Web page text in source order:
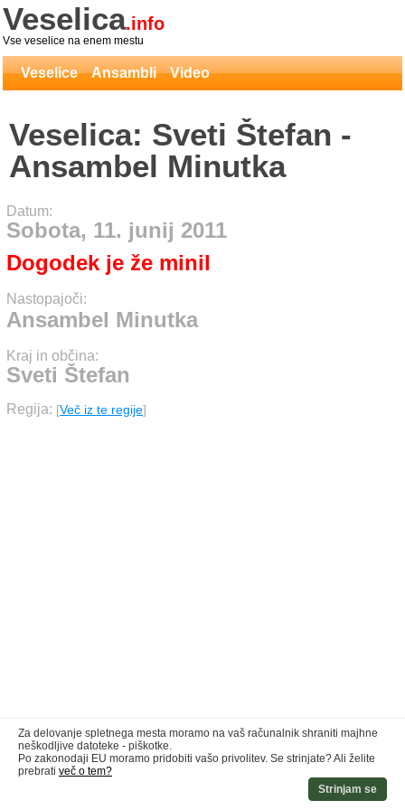
Veselica.info
Vse veselice na enem mestu
Veselice Ansambli Video
Veselica: Sveti Štefan -
Ansambel Minutka
Datum:
Sobota, 11. junij 2011
Dogodek je že minil
Nastopajoči:
Ansambel Minutka
Kraj in občina:
Sveti Štefan
Regija: [Več iz te regije]
Za delovanje spletnega mesta moramo na vaš računalnik shraniti majhne
neškodljive datoteke - piškotke.
Po zakonodaji EU moramo pridobiti vašo privolitev. Se strinjate? Ali želite
prebrati več o tem?
Strinjam se